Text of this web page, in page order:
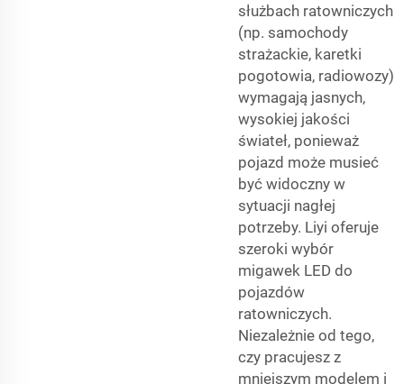
służbach ratowniczych
(np. samochody
strażackie, karetki
pogotowia, radiowozy)
wymagają jasnych,
wysokiej jakości
świateł, ponieważ
pojazd może musieć
być widoczny w
sytuacji nagłej
potrzeby. Liyi oferuje
szeroki wybór
migawek LED do
pojazdów
ratowniczych.
Niezależnie od tego,
czy pracujesz z
mniejszym modelem i